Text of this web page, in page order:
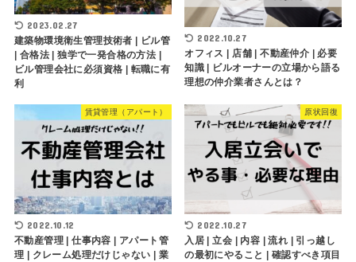
2023.02.27
建築物環境衛生管理技術者 | ビル管
| 合格法 | 独学で一発合格の方法 |
ビル管理会社に必須資格 | 転職に有
利
2022.10.27
オフィス | 店舗 | 不動産仲介 | 必要
知識 | ビルオーナーの立場から語る
理想の仲介業者さんとは？
賃貸管理（アパート）
2022.10.12
不動産管理 | 仕事内容 | アパート管
理 | クレーム処理だけじゃない | 業
原状回復
2022.10.27
入居 | 立会 | 内容 | 流れ | 引っ越し
の最初にやること | 確認すべき項目